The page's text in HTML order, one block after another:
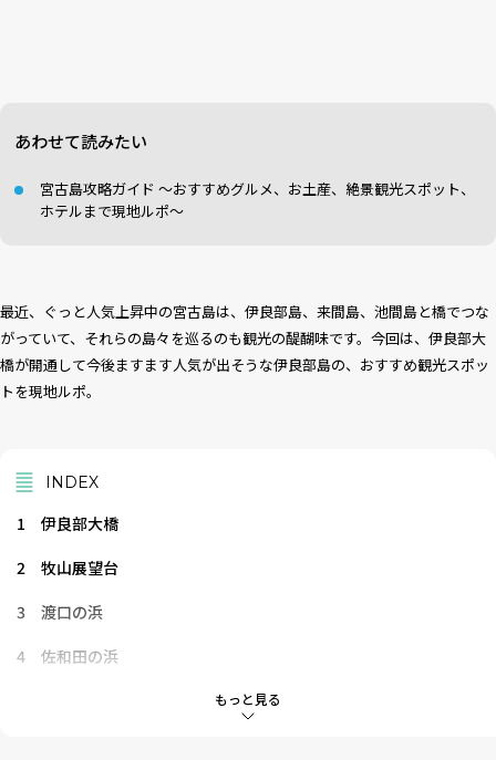
あわせて読みたい
宮古島攻略ガイド 〜おすすめグルメ、お土産、絶景観光スポット、
ホテルまで現地ルポ〜
最近、ぐっと人気上昇中の宮古島は、伊良部島、来間島、池間島と橋でつな
がっていて、それらの島々を巡るのも観光の醍醐味です。今回は、伊良部大
橋が開通して今後ますます人気が出そうな伊良部島の、おすすめ観光スポッ
トを現地ルポ。
もっと見る
INDEX
1
伊良部大橋
2
牧山展望台
3
渡口の浜
4
佐和田の浜